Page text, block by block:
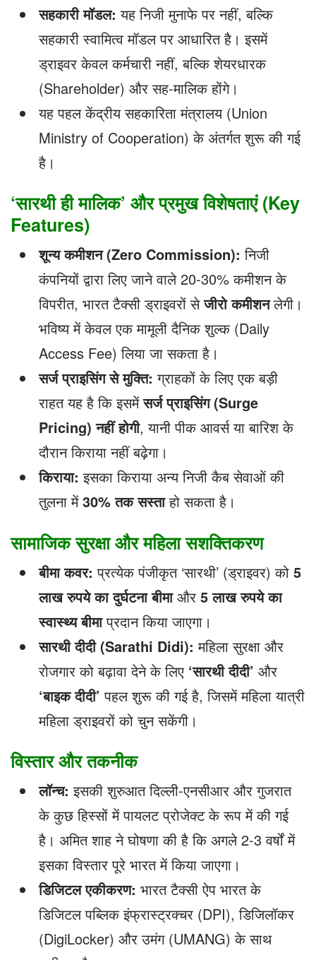
सहकारी मॉडल: यह निजी मुनाफे पर नहीं, बल्कि
सहकारी स्वामित्व मॉडल पर आधारित है। इसमें
ड्राइवर केवल कर्मचारी नहीं, बल्कि शेयरधारक
(Shareholder) और सह-मालिक होंगे।
यह पहल केंद्रीय सहकारिता मंत्रालय (Union
Ministry of Cooperation) के अंतर्गत शुरू की गई
है।
‘सारथी ही मालिक’ और प्रमुख विशेषताएं (Key
Features)
शून्य कमीशन (Zero Commission): निजी
कंपनियों द्वारा लिए जाने वाले 20-30% कमीशन के
विपरीत, भारत टैक्सी ड्राइवरों सेजीरो कमीशनलेगी।
भविष्य में केवल एक मामूली दैनिक शुल्क (Daily
Access Fee) लिया जा सकता है।
सर्ज प्राइसिंग से मुक्ति: ग्राहकों के लिए एक बड़ी
राहत यह है कि इसमेंसर्ज प्राइसिंग (Surge
Pricing)नहीं होगी, यानी पीक आवर्स या बारिश के
दौरान किराया नहीं बढ़ेगा।
किराया: इसका किराया अन्य निजी कैब सेवाओं की
तुलना में30%तक सस्ताहो सकता है।
सामाजिक सुरक्षा और महिला सशक्तिकरण
बीमा कवर: प्रत्येक पंजीकृत ‘सारथी’ (ड्राइवर) को 5
लाख रुपये का दुर्घटना बीमाऔर 5लाख रुपये का
स्वास्थ्य बीमाप्रदान किया जाएगा।
सारथी दीदी (Sarathi Didi): महिला सुरक्षा और
रोजगार को बढ़ावा देने के लिए ‘सारथी दीदी’ और
‘बाइक दीदी’ पहल शुरू की गई है, जिसमें महिला यात्री
महिला ड्राइवरों को चुन सकेंगी।
विस्तार और तकनीक
लॉन्च: इसकी शुरुआत दिल्ली-एनसीआर और गुजरात
के कुछ हिस्सों में पायलट प्रोजेक्ट के रूप में की गई
है। अमित शाह ने घोषणा की है कि अगले 2-3 वर्षों में
इसका विस्तार पूरे भारत में किया जाएगा।
डिजिटल एकीकरण: भारत टैक्सी ऐप भारत के
डिजिटल पब्लिक इंफ्रास्ट्रक्चर (DPI), डिजिलॉकर
(DigiLocker) और उमंग (UMANG) के साथ